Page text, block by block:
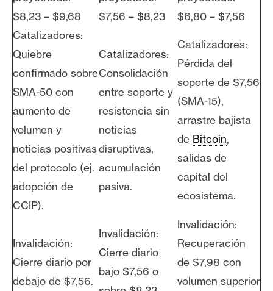
$8,23 – $9,68
$7,56 – $8,23
$6,80 – $7,56
Catalizadores:
Quiebre
confirmado sobre
SMA-50 con
aumento de
volumen y
noticias positivas
del protocolo (ej.
adopción de
CCIP).
Catalizadores:
Consolidación
entre soporte y
resistencia sin
noticias
disruptivas,
acumulación
pasiva.
Catalizadores:
Pérdida del
soporte de $7,56
(SMA-15),
arrastre bajista
de Bitcoin,
salidas de
capital del
ecosistema.
Invalidación:
Cierre diario por
debajo de $7,56.
Invalidación:
Cierre diario
bajo $7,56 o
Invalidación:
Recuperación
de $7,98 con
volumen superior